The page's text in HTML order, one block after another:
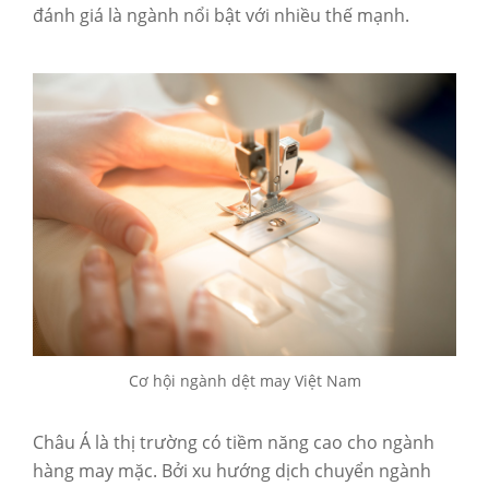
đánh giá là ngành nổi bật với nhiều thế mạnh.
Cơ hội ngành dệt may Việt Nam
Châu Á là thị trường có tiềm năng cao cho ngành
hàng may mặc. Bởi xu hướng dịch chuyển ngành